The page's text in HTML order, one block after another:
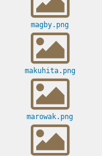
magby.png
makuhita.png
marowak.png